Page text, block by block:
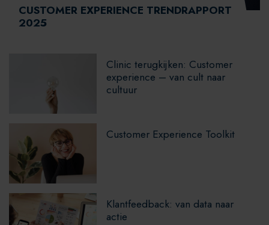
CUSTOMER EXPERIENCE TRENDRAPPORT
2025
Clinic terugkijken: Customer
experience – van cult naar
cultuur
Customer Experience Toolkit
Klantfeedback: van data naar
actie